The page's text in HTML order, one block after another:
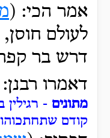
אמר הכי: (
לעולם חוסן,
דרש בר
דאמרו רבנן:
מתונים -
קודם